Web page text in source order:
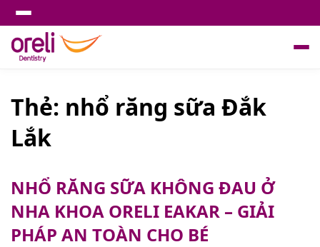
Thẻ: nhổ răng sữa Đắk
Lắk
NHỔ RĂNG SỮA KHÔNG ĐAU Ở
NHA KHOA ORELI EAKAR – GIẢI
PHÁP AN TOÀN CHO BÉ